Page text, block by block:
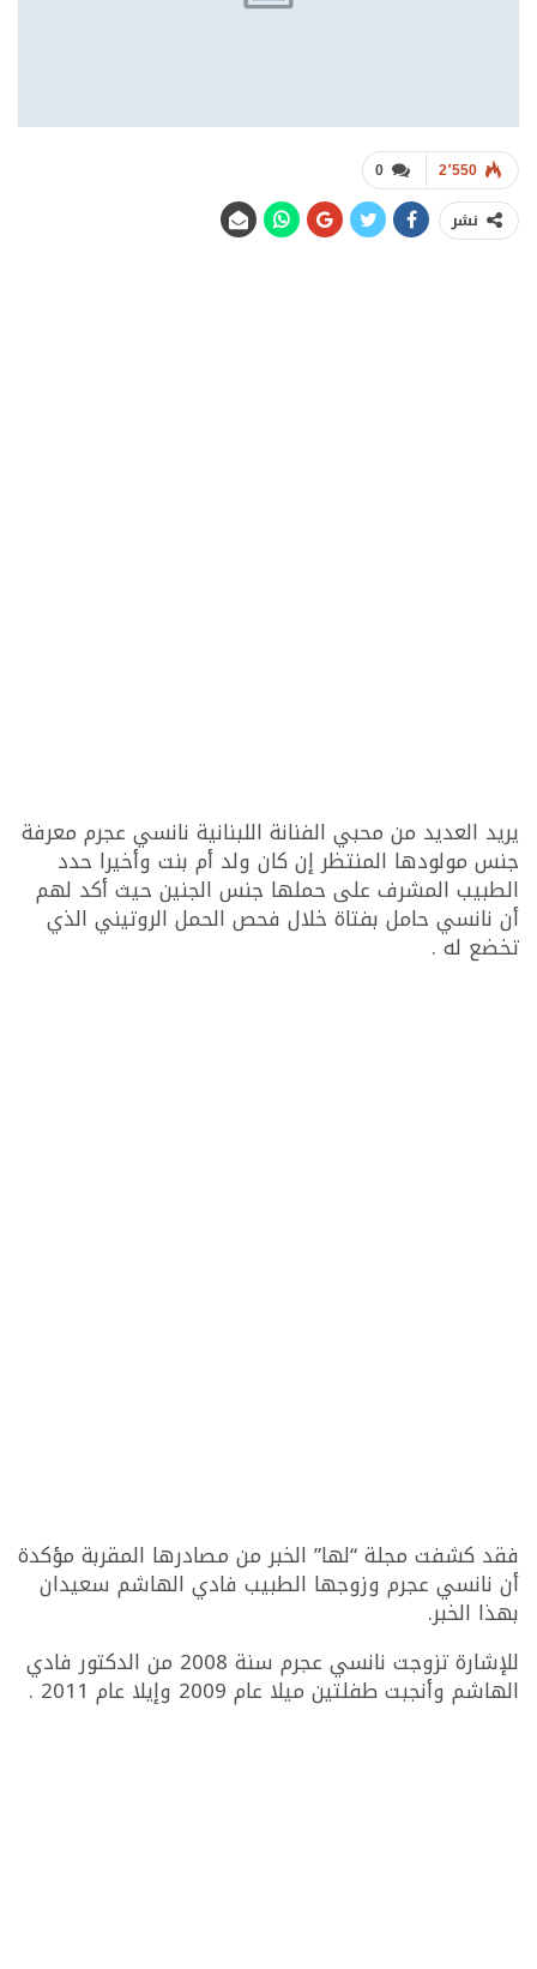
0 2٬550
نشر
يريد العديد من محبي الفنانة اللبنانية نانسي عجرم معرفة
جنس مولودها المنتظر إن كان ولد أم بنت وأخيرا حدد
الطبيب المشرف على حملها جنس الجنين حيث أكد لهم
أن نانسي حامل بفتاة خلال فحص الحمل الروتيني الذي
تخضع له .
فقد كشفت مجلة “لها” الخبر من مصادرها المقربة مؤكدة
أن نانسي عجرم وزوجها الطبيب فادي الهاشم سعيدان
بهذا الخبر.
للإشارة تزوجت نانسي عجرم سنة 2008 من الدكتور فادي
الهاشم وأنجبت طفلتين ميلا عام 2009 وإيلا عام 2011 .